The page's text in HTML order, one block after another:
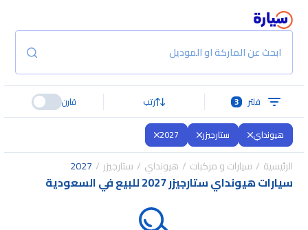
ابحث عن الماركة او الموديل
فلتر 3 رتب قارن
هيونداي ستارجيزر 2027
الرئيسية سيارات و مركبات هيونداي ستارجيزر 2027
سيارات هيونداي ستارجيزر 2027 للبيع في السعودية